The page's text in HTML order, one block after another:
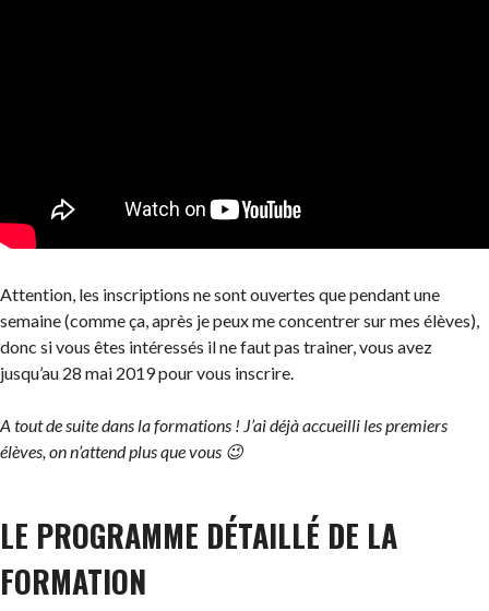
Attention, les inscriptions ne sont ouvertes que pendant une
semaine (comme ça, après je peux me concentrer sur mes élèves),
donc si vous êtes intéressés il ne faut pas trainer, vous avez
jusqu’au 28 mai 2019 pour vous inscrire.
A tout de suite dans la formations ! J’ai déjà accueilli les premiers
élèves, on n’attend plus que vous 😉
LE PROGRAMME DÉTAILLÉ DE LA
FORMATION